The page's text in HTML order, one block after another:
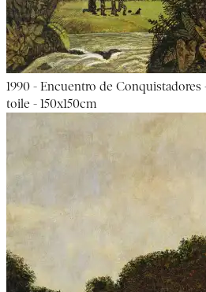
1990 - Encuentro de
toile - 150x150cm